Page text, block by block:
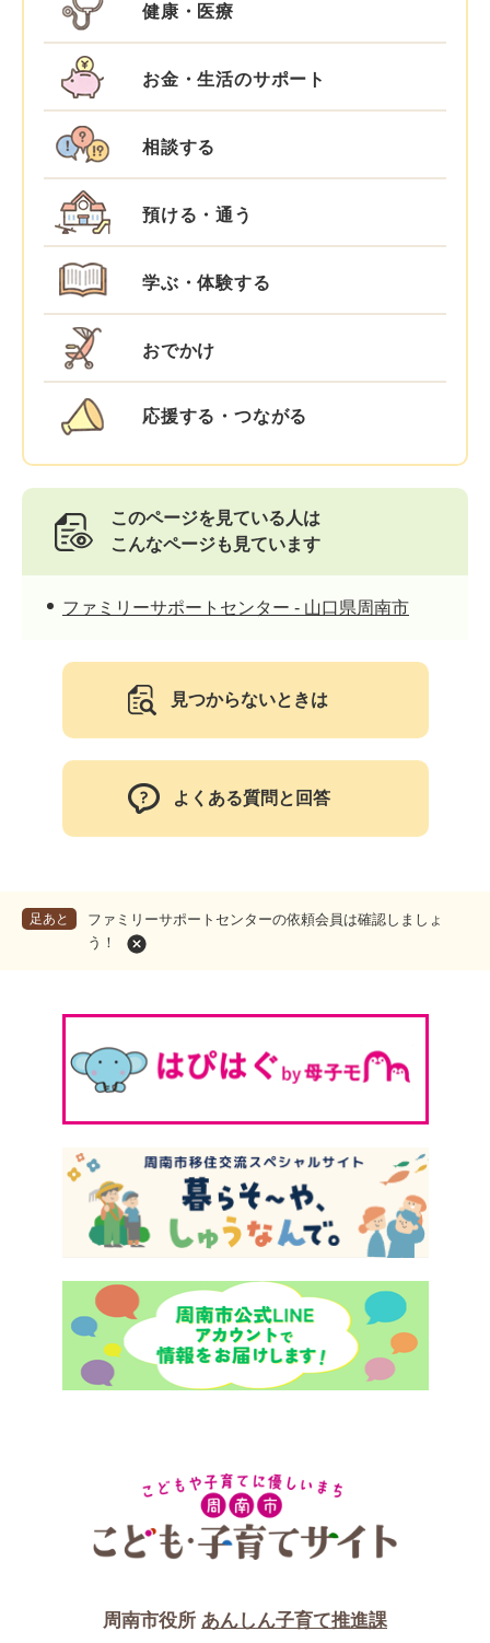
健康・医療
お金・生活のサポート
相談する
預ける・通う
学ぶ・体験する
おでかけ
応援する・つながる
このページを見ている人は
こんなページも見ています
ファミリーサポートセンター - 山口県周南市
見つからないときは
よくある質問と回答
足あと
ファミリーサポートセンターの依頼会員は確認しましょ
う！
周南市役所 あんしん子育て推進課